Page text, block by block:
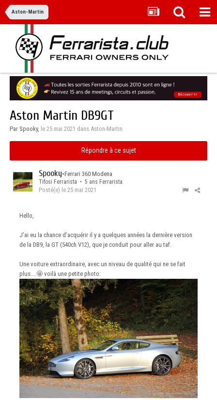
Aston-Martin
Aston Martin DB9GT
Par Spooky, le 25 mai 2021 dans Aston-Martin
Répondre à ce sujet
Spooky•Ferrari 360 Modena
Tifosi Ferrarista • 5 ans Ferrarista
Posté(e) le 25 mai 2021
Hello,
J’ai eu la chance d’acquérir il y a quelques années la dernière version
de la DB9, la GT (540ch V12), que je conduit pour aller au taf.
Une voiture extraordinaire, avec un niveau de qualité qui ne se fait
plus....🤩 voilà une petite photo: